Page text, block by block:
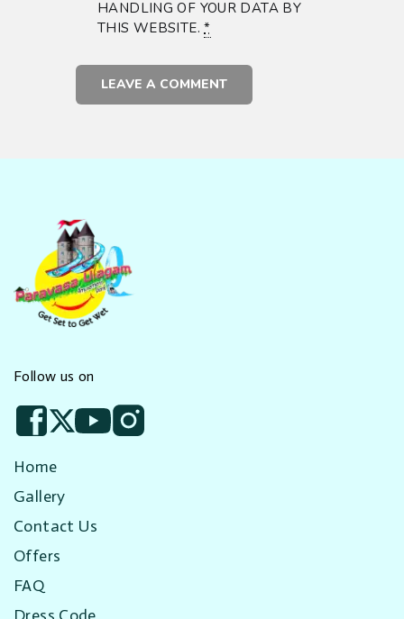
HANDLING OF YOUR DATA BY
THIS WEBSITE.*
Follow us on
Home
Gallery
Contact Us
Offers
FAQ